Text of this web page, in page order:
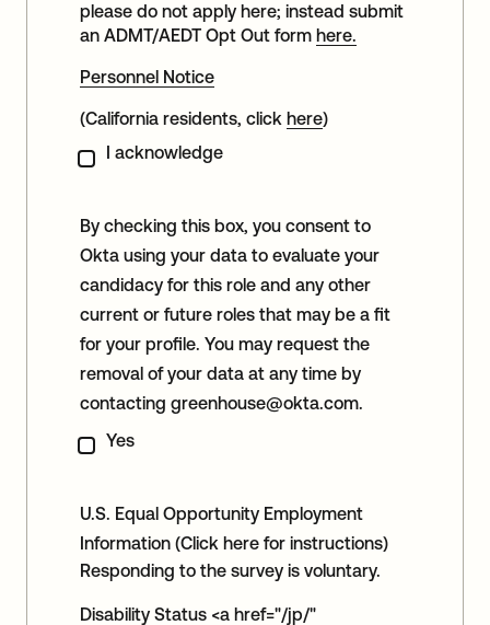
I acknowledge
please do not apply here; instead submit
an ADMT/AEDT Opt Out form here.
Personnel Notice
(California residents, click here)
By checking this box, you consent to
Okta using your data to evaluate your
candidacy for this role and any other
current or future roles that may be a fit
for your profile. You may request the
removal of your data at any time by
contacting greenhouse@okta.com.
Yes
U.S. Equal Opportunity Employment
Information (Click here for instructions)
Responding to the survey is voluntary.
Disability Status <a href="/jp/"